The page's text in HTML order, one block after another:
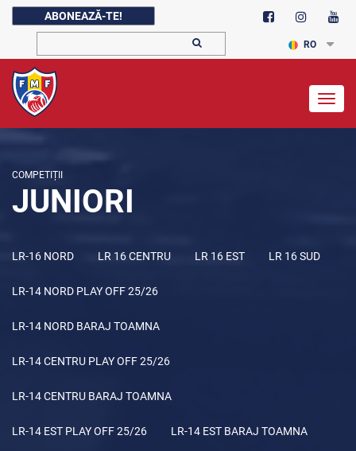
ABONEAZĂ-TE!
RO
COMPETIȚII
JUNIORI
LR-16 NORD LR 16 CENTRU LR 16 EST LR 16 SUD
LR-14 NORD PLAY OFF 25/26
LR-14 NORD BARAJ TOAMNA
LR-14 CENTRU PLAY OFF 25/26
LR-14 CENTRU BARAJ TOAMNA
LR-14 EST PLAY OFF 25/26 LR-14 EST BARAJ TOAMNA